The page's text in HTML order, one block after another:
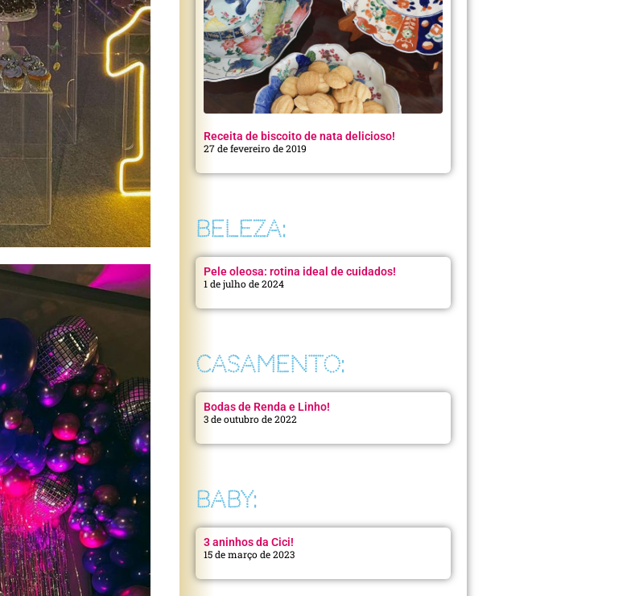
Receita de biscoito de nata delicioso!
27 de fevereiro de 2019
BELEZA:
Pele oleosa: rotina ideal de cuidados!
1 de julho de 2024
CASAMENTO:
Bodas de Renda e Linho!
3 de outubro de 2022
BABY:
3 aninhos da Cici!
15 de março de 2023